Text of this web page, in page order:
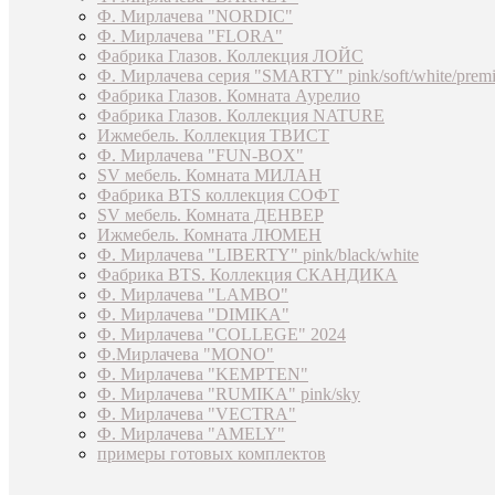
Ф. Мирлачева "NORDIC"
Ф. Мирлачева "FLORA"
Фабрика Глазов. Коллекция ЛОЙС
Ф. Мирлачева серия "SMARTY" pink/soft/white/
Фабрика Глазов. Комната Аурелио
Фабрика Глазов. Коллекция NATURE
Ижмебель. Коллекция ТВИСТ
Ф. Мирлачева "FUN-BOX"
SV мебель. Комната МИЛАН
Фабрика BTS коллекция СОФТ
SV мебель. Комната ДЕНВЕР
Ижмебель. Комната ЛЮМЕН
Ф. Мирлачева "LIBERTY" pink/black/white
Фабрика BTS. Коллекция СКАНДИКА
Ф. Мирлачева "LAMBO"
Ф. Мирлачева "DIMIKA"
Ф. Мирлачева "COLLEGE" 2024
Ф.Мирлачева "MONO"
Ф. Мирлачева "KEMPTEN"
Ф. Мирлачева "RUMIKA" pink/sky
Ф. Мирлачева "VECTRA"
Ф. Мирлачева "AMELY"
примеры готовых комплектов